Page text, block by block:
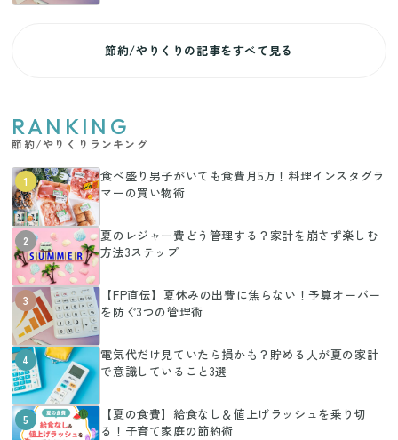
節約/やりくりの記事をすべて見る
RANKING
節約/やりくりランキング
1
食べ盛り男子がいても食費月5万！料理インスタグラ
マーの買い物術
2
夏のレジャー費どう管理する？家計を崩さず楽しむ
方法3ステップ
3
【FP直伝】夏休みの出費に焦らない！予算オーバー
を防ぐ3つの管理術
4
電気代だけ見ていたら損かも？貯める人が夏の家計
で意識していること3選
5
【夏の食費】給食なし＆値上げラッシュを乗り切
る！子育て家庭の節約術